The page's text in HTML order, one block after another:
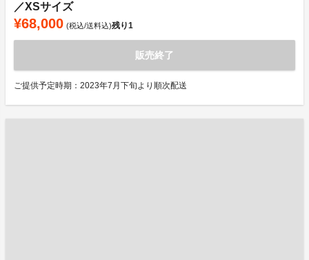
／XSサイズ
¥68,000 (税込/送料込)残り1
販売終了
ご提供予定時期：2023年7月下旬より順次配送